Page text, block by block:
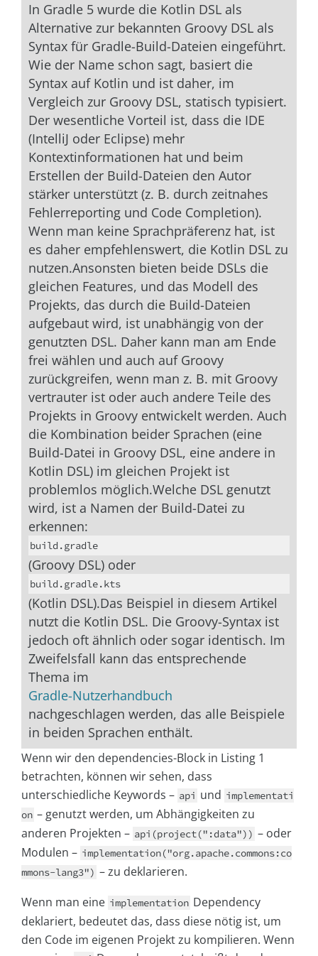
In Gradle 5 wurde die Kotlin DSL als
Alternative zur bekannten Groovy DSL als
Syntax für Gradle-Build-Dateien eingeführt.
Wie der Name schon sagt, basiert die
Syntax auf Kotlin und ist daher, im
Vergleich zur Groovy DSL, statisch typisiert.
Der wesentliche Vorteil ist, dass die IDE
(IntelliJ oder Eclipse) mehr
Kontextinformationen hat und beim
Erstellen der Build-Dateien den Autor
stärker unterstützt (z. B. durch zeitnahes
Fehlerreporting und Code Completion).
Wenn man keine Sprachpräferenz hat, ist
es daher empfehlenswert, die Kotlin DSL zu
nutzen.Ansonsten bieten beide DSLs die
gleichen Features, und das Modell des
Projekts, das durch die Build-Dateien
aufgebaut wird, ist unabhängig von der
genutzten DSL. Daher kann man am Ende
frei wählen und auch auf Groovy
zurückgreifen, wenn man z. B. mit Groovy
vertrauter ist oder auch andere Teile des
Projekts in Groovy entwickelt werden. Auch
die Kombination beider Sprachen (eine
Build-Datei in Groovy DSL, eine andere in
Kotlin DSL) im gleichen Projekt ist
problemlos möglich.Welche DSL genutzt
wird, ist a Namen der Build-Datei zu
erkennen:
build.gradle
(Groovy DSL) oder
build.gradle.kts
(Kotlin DSL).Das Beispiel in diesem Artikel
nutzt die Kotlin DSL. Die Groovy-Syntax ist
jedoch oft ähnlich oder sogar identisch. Im
Zweifelsfall kann das entsprechende
Thema im
Gradle-Nutzerhandbuch
nachgeschlagen werden, das alle Beispiele
in beiden Sprachen enthält.
Wenn wir den dependencies-Block in Listing 1
betrachten, können wir sehen, dass
unterschiedliche Keywords – api und implementati
on – genutzt werden, um Abhängigkeiten zu
anderen Projekten – api(project(":data")) – oder
Modulen – implementation("org.apache.commons:co
mmons-lang3") – zu deklarieren.
Wenn man eine implementation Dependency
deklariert, bedeutet das, dass diese nötig ist, um
den Code im eigenen Projekt zu kompilieren. Wenn